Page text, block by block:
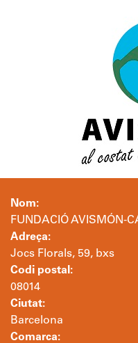
Nom:
FUNDACIÓ AVISMÓN-
Adreça:
Jocs Florals, 59, bxs
Codi postal:
08014
Ciutat:
Barcelona
Comarca: